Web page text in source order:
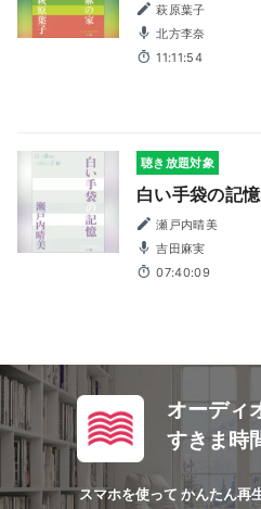
萩原葉子
北方李奈
11:11:54
聴き放題対象
白い手袋の記
瀬戸内晴美
吉田麻実
07:40:09
オーディ
すきま時
スマホを使って かんたん再